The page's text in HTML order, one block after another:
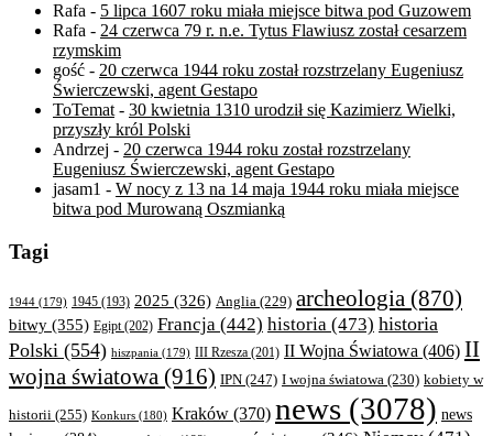
Rafa - 5 lipca 1607 roku miała miejsce bitwa pod Guzowem
Rafa - 24 czerwca 79 r. n.e. Tytus Flawiusz został cesarzem
rzymskim
gość - 20 czerwca 1944 roku został rozstrzelany Eugeniusz
Świerczewski, agent Gestapo
ToTemat - 30 kwietnia 1310 urodził się Kazimierz Wielki,
przyszły król Polski
Andrzej - 20 czerwca 1944 roku został rozstrzelany
Eugeniusz Świerczewski, agent Gestapo
jasam1 - W nocy z 13 na 14 maja 1944 roku miała miejsce
bitwa pod Murowaną Oszmianką
Tagi
1944 (179) 1945 (193) 2025 (326) Anglia (229) archeologia (870)
bitwy (355) Egipt (202) Francja (442) historia (473) historia
Polski (554) hiszpania (179) III Rzesza (201) II Wojna Światowa (406) II
wojna światowa (916) IPN (247) I wojna światowa (230) kobiety w
historii (255) Konkurs (180) Kraków (370) news (3078) news